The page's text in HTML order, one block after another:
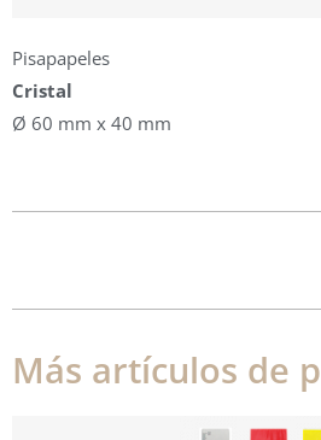
Pisapapeles
Cristal
Ø 60 mm x 40 mm
Más artículos de